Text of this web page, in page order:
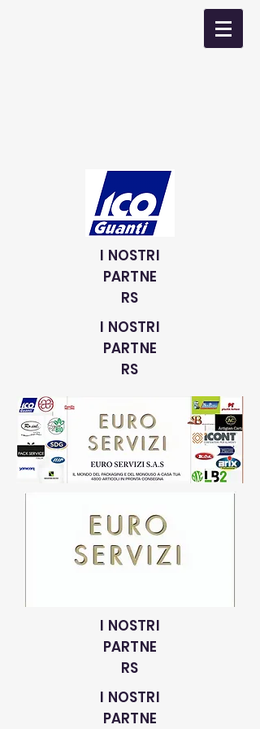
I NOSTRI
PARTNE
RS
I NOSTRI
PARTNE
RS
I NOSTRI
PARTNE
RS
I NOSTRI
PARTNE